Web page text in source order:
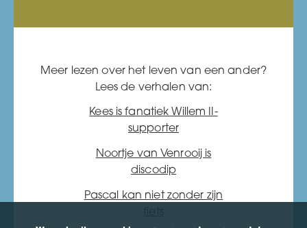
Meer lezen over het leven van een ander?
Lees de verhalen van:
Kees is fanatiek Willem II-
supporter
Noortje van Venrooij is
discodip
Pascal kan niet zonder zijn